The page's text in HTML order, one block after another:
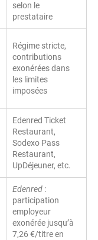
selon le
prestataire
Régime stricte,
contributions
exonérées dans
les limites
imposées
Edenred Ticket
Restaurant,
Sodexo Pass
Restaurant,
UpDéjeuner, etc.
Edenred :
participation
employeur
exonérée jusqu’à
7,26 €/titre en